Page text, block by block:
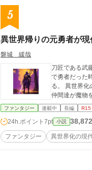
5
異世界帰りの元勇者が
磐城 緩哉
刀匠である武
で勇者だった
る。 異世界化
仲間達が魔物
ファンタジー 連載中 長編 R15
24h.ポイント 7pt 小説 38,872
ファンタジー 異世界化の現